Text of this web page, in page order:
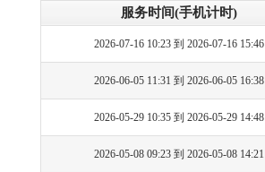
服务时间(手机计时)
2026-07-16 10:23 到 2026-07-16 15:46
2026-06-05 11:31 到 2026-06-05 16:38
2026-05-29 10:35 到 2026-05-29 14:48
2026-05-08 09:23 到 2026-05-08 14:21